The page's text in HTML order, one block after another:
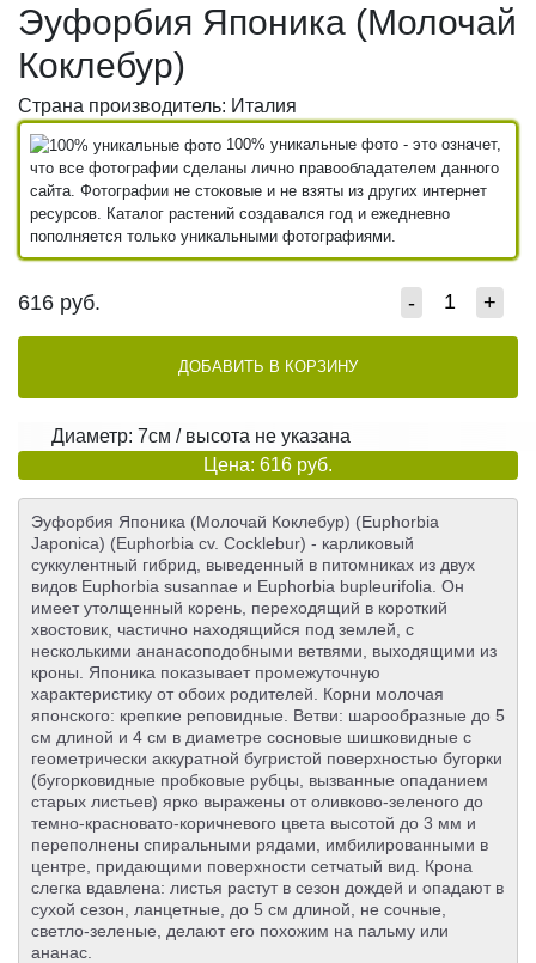
Эуфорбия Японика (Молочай
Коклебур)
Страна производитель: Италия
100% уникальные фото - это означет,
что все фотографии сделаны лично правообладателем данного
сайта. Фотографии не стоковые и не взяты из других интернет
ресурсов. Каталог растений создавался год и ежедневно
пополняется только уникальными фотографиями.
616 руб. - +
ДОБАВИТЬ В КОРЗИНУ
Диаметр: 7см / высота не указана
Цена: 616 руб.
Эуфорбия Японика (Молочай Коклебур) (Euphorbia
Japonica) (Euphorbia cv. Cocklebur) - карликовый
суккулентный гибрид, выведенный в питомниках из двух
видов Euphorbia susannae и Euphorbia bupleurifolia. Он
имеет утолщенный корень, переходящий в короткий
хвостовик, частично находящийся под землей, с
несколькими ананасоподобными ветвями, выходящими из
кроны. Японика показывает промежуточную
характеристику от обоих родителей. Корни молочая
японского: крепкие реповидные. Ветви: шарообразные до 5
см длиной и 4 см в диаметре сосновые шишковидные с
геометрически аккуратной бугристой поверхностью бугорки
(бугорковидные пробковые рубцы, вызванные опаданием
старых листьев) ярко выражены от оливково-зеленого до
темно-красновато-коричневого цвета высотой до 3 мм и
переполнены спиральными рядами, имбилированными в
центре, придающими поверхности сетчатый вид. Крона
слегка вдавлена: листья растут в сезон дождей и опадают в
сухой сезон, ланцетные, до 5 см длиной, не сочные,
светло-зеленые, делают его похожим на пальму или
ананас.